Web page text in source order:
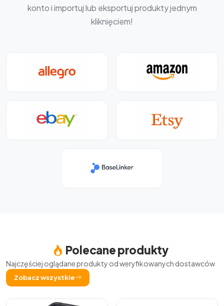
konto i importuj lub eksportuj produkty jednym
kliknięciem!
Polecane produkty
Najczęściej oglądane produkty od weryfikowanych dostawców
Zobacz wszystkie